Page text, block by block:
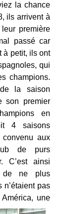
la chance
ils arrivent à
première
passé car
à petit, ils ont
qui
champions.
la saison
son premier
en
4 saisons
aux
de purs
C’est ainsi
de ne plus
n’étaient pas
une